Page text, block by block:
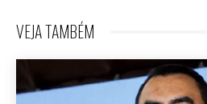
VEJA TAMBÉM